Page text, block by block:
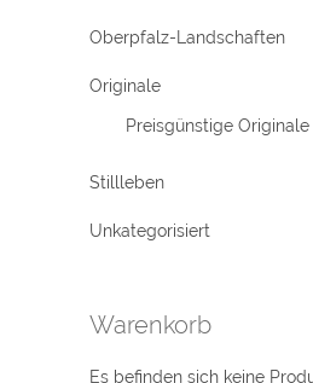
Oberpfalz-Landschaften
Originale
Preisgünstige Originale
Stillleben
Unkategorisiert
Warenkorb
Es befinden sich keine